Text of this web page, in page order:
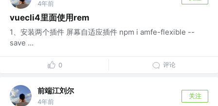
4年前
vuecli4里面使用rem
1、安装两个插件 屏幕自适应插件 npm i amfe-flexible --
save ...
0 评论
前端江刘尔
4年前
关注